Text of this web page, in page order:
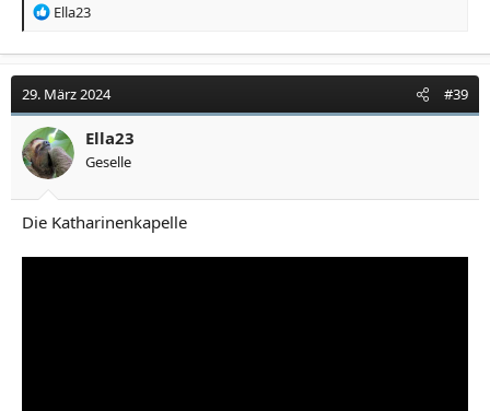
R
a
t
i
o
n
e
Ella23
29. März 2024 #39
Ella23
Geselle
Die Katharinenkapelle